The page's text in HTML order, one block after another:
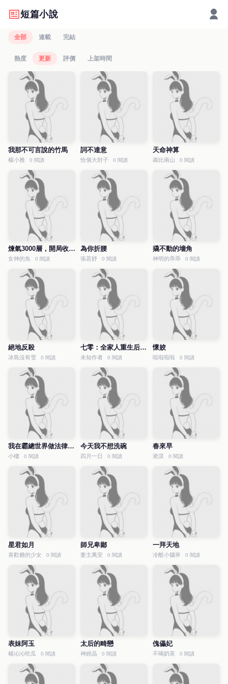
短篇小說
全部 連載 完結
熱度 更新 評價 上架時間
我那不可言說的竹馬
楊小雅 0 閱讀
詞不達意
恰個大肘子 0 閱讀
天命神算
壽比南山 0 閱讀
煉氣3000層，開局收女帝為徒
女神的魚 0 閱讀
為你折腰
張若妤 0 閱讀
撬不動的墻角
神明的乖乖 0 閱讀
絕地反殺
冰島沒有雪 0 閱讀
七零：全家人重生后就寵我
未知作者 0 閱讀
懷姣
啦啦啦啦 0 閱讀
我在霸總世界做法律科普
小樓 0 閱讀
今天我不想洗碗
四月一日 0 閱讀
春來早
淞淇 0 閱讀
星君如月
喜歡糖的少女 0 閱讀
師兄卑鄙
妻主萬安 0 閱讀
一拜天地
冷酷小腦斧 0 閱讀
表妹阿玉
楊沁沁吃瓜 0 閱讀
太后的畸戀
神經晶 0 閱讀
傀儡妃
不喝奶茶 0 閱讀